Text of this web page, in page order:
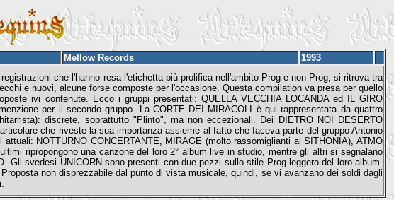
Mellow Records
1993
che l'hanno resa l'etichetta più prolifica nell'ambito Prog e non Prog, si ritrova tra
e nuovi, alcune forse composte per l'occasione. Questa compilation va presa per quello
ivi contenute. Ecco i gruppi presentati: QUELLA VECCHIA LOCANDA ed IL GIRO
per il secondo gruppo. La CORTE DEI MIRACOLI è qui rappresentata da quattro
discrete, soprattutto "Plinto", ma non eccezionali. Dei DIETRO NOI DESERTO
che riveste la sua importanza assieme al fatto che faceva parte del gruppo Antonio
NOTTURNO CONCERTANTE, MIRAGE (molto rassomiglianti ai SITHONIA), ATMO
ripropongono una canzone del loro 2° album live in studio, mentre gli altri si segnalano
Gli svedesi UNICORN sono presenti con due pezzi sullo stile Prog leggero del loro album.
non disprezzabile dal punto di vista musicale, quindi, se vi avanzano dei soldi dagli